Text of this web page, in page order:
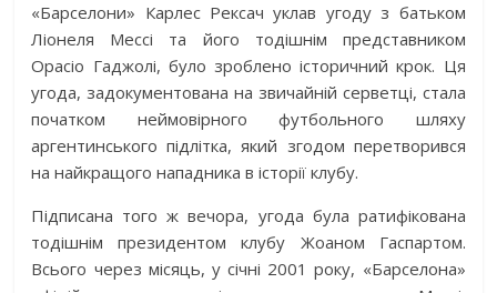
«Барселони» Карлес Рексач уклав угоду з батьком
Ліонеля Мессі та його тодішнім представником
Орасіо Гаджолі, було зроблено історичний крок. Ця
угода, задокументована на звичайній серветці, стала
початком неймовірного футбольного шляху
аргентинського підлітка, який згодом перетворився
на найкращого нападника в історії клубу.
Підписана того ж вечора, угода була ратифікована
тодішнім президентом клубу Жоаном Гаспартом.
Всього через місяць, у січні 2001 року, «Барселона»